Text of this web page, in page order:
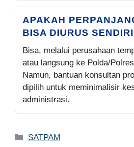
APAKAH
BISA DIURUS
Bisa, melalui perusahaan
atau langsung ke Polda/
Namun, bantuan konsultan
dipilih untuk meminimalisir
administrasi.
Kategori
SATPAM